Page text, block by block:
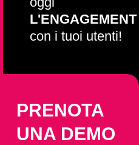
L'ENGAGEMENT
con i tuoi utenti!
PRENOTA
UNA DEMO